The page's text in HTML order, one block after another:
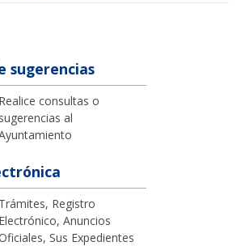
sugerencias
Realice consultas o
sugerencias al
Trámites, Registro
Electrónico, Anuncios
Sus Expedientes